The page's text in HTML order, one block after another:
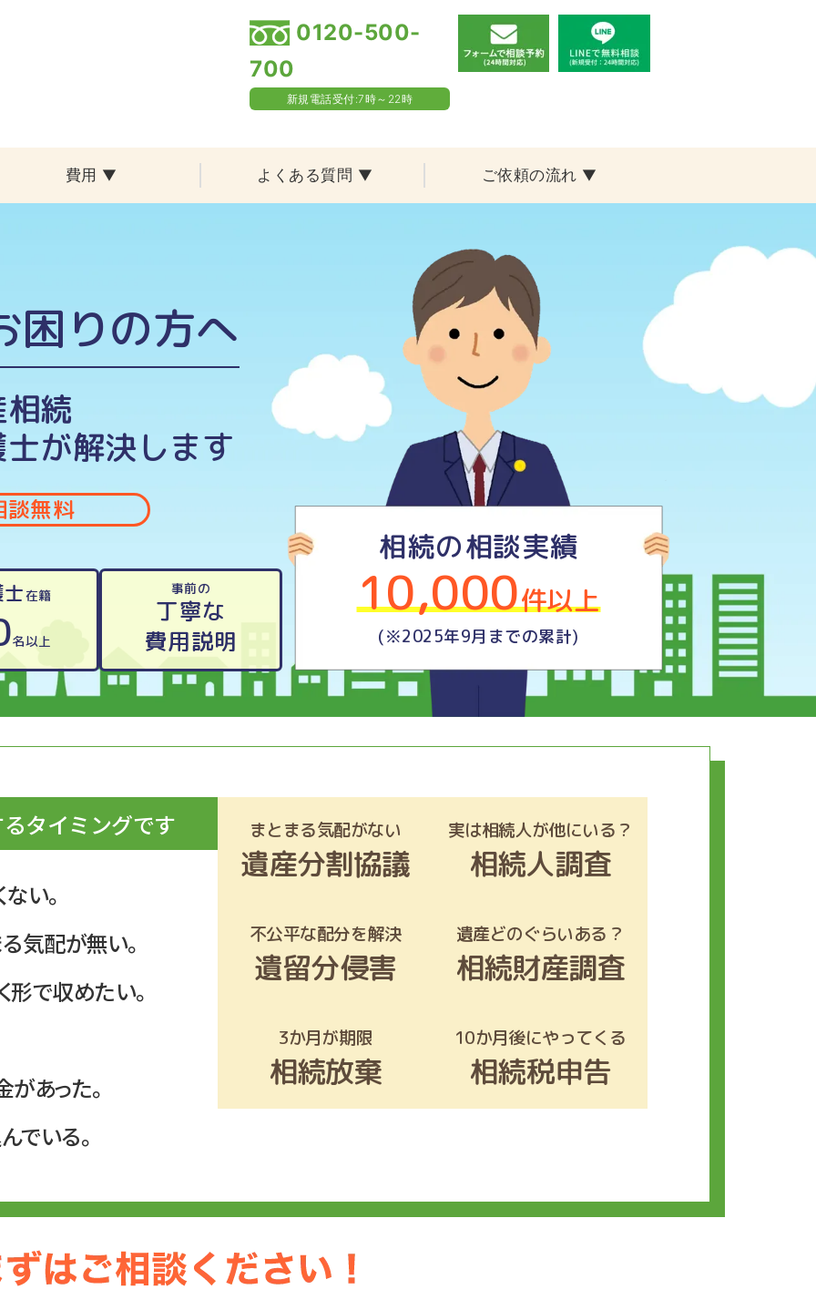
0120-500-
700
新規電話受付:7時～22時
費用 ▼ よくある質問 ▼ ご依頼の流れ ▼
困りの方へ
続
が解決します
談無料
在籍
名以上
事前の
丁寧な
費用説明
相続の相談実績
10,000件以上
(※2025年9月までの累計)
タイミングです
い。
気配が無い。
で収めたい。
あった。
でいる。
まとまる気配がない
遺産分割協議
実は相続人が他にいる？
相続人調査
不公平な配分を解決
遺留分侵害
遺産どのぐらいある？
相続財産調査
3か月が期限
相続放棄
10か月後にやってくる
相続税申告